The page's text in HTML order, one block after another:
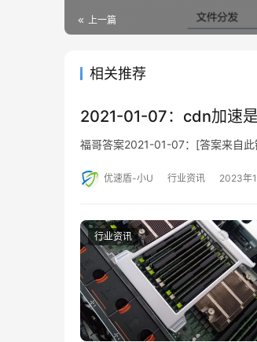
上一篇
相关推荐
2021-01-07：cdn加速是
福哥答案2021-01-07：[答案来自
优速盾-小U 行业资讯 2023年
行业资讯